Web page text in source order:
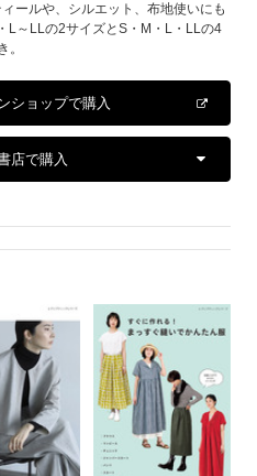
ールや、シルエット、布地使いにも
L～LLの2サイズとS・M・L・LLの4
。
ショップで購入
店で購入